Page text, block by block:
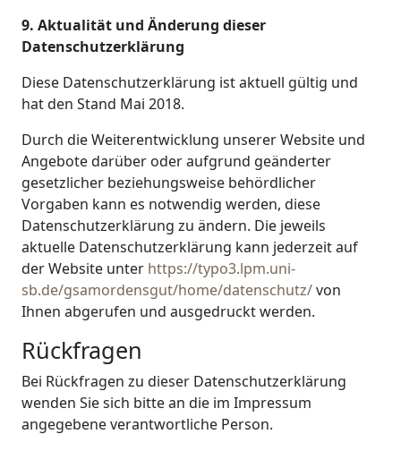
9. Aktualität und Änderung dieser
Datenschutzerklärung
Diese Datenschutzerklärung ist aktuell gültig und
hat den Stand Mai 2018.
Durch die Weiterentwicklung unserer Website und
Angebote darüber oder aufgrund geänderter
gesetzlicher beziehungsweise behördlicher
Vorgaben kann es notwendig werden, diese
Datenschutzerklärung zu ändern. Die jeweils
aktuelle Datenschutzerklärung kann jederzeit auf
der Website unter https://typo3.lpm.uni-
sb.de/gsamordensgut/home/datenschutz/von
Ihnen abgerufen und ausgedruckt werden.
Rückfragen
Bei Rückfragen zu dieser Datenschutzerklärung
wenden Sie sich bitte an die im Impressum
angegebene verantwortliche Person.